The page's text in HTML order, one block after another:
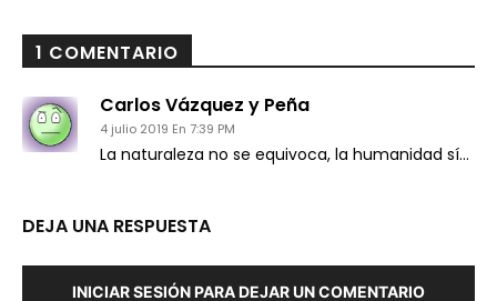
1 COMENTARIO
Carlos Vázquez y Peña
4 julio 2019 En 7:39 PM
La naturaleza no se equivoca, la humanidad sí…
DEJA UNA RESPUESTA
INICIAR SESIÓN PARA DEJAR UN COMENTARIO